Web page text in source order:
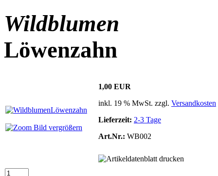
Wildblumen
Löwenzahn
Bild vergrößern
1,00 EUR
inkl. 19 % MwSt. zzgl. Versandkosten
Lieferzeit: 2-3 Tage
Art.Nr.: WB002